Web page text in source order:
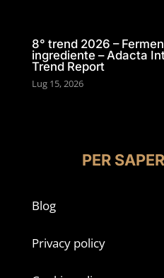
8° trend 2026 –
ingrediente – Adacta
Trend Report
Lug 15, 2026
PER
Blog
Privacy policy